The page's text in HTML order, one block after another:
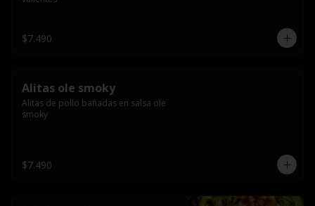
$7.490
Alitas ole smoky
Alitas de pollo bañadas en salsa ole
smoky
$7.490